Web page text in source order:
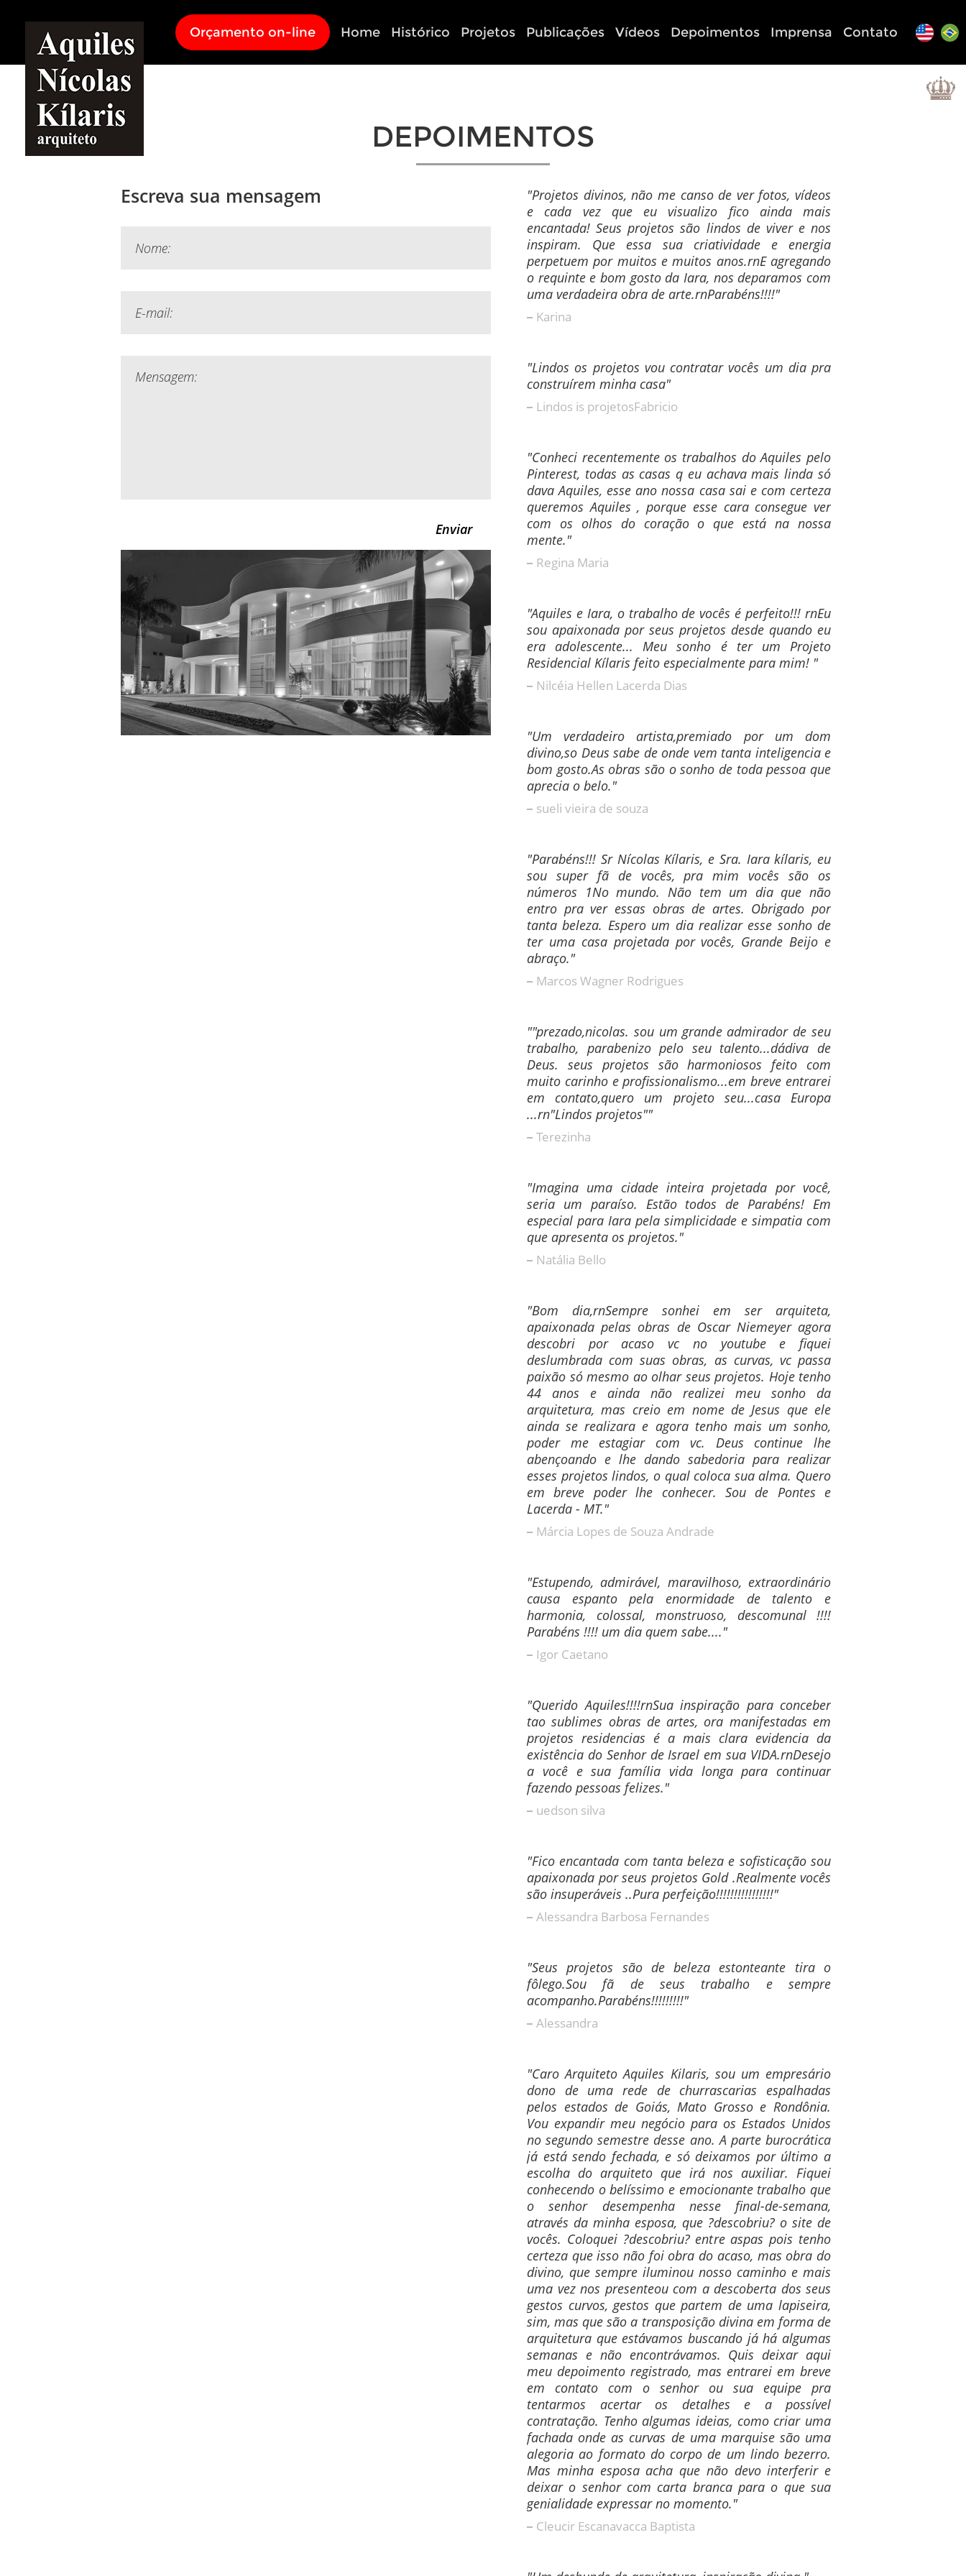
Orçamento on-line Home Histórico Projetos Publicações Vídeos Depoimentos Imprensa Contato
DEPOIMENTOS
Escreva sua mensagem
"Projetos divinos, não me canso de ver fotos, vídeos
e cada vez que eu visualizo fico ainda mais
encantada! Seus projetos são lindos de viver e nos
inspiram. Que essa sua criatividade e energia
perpetuem por muitos e muitos anos.rnE agregando
o requinte e bom gosto da Iara, nos deparamos com
uma verdadeira obra de arte.rnParabéns!!!!"
Karina
"Lindos os projetos vou contratar vocês um dia pra
construírem minha casa"
Lindos is projetosFabricio
"Conheci recentemente os trabalhos do Aquiles pelo
Pinterest, todas as casas q eu achava mais linda só
dava Aquiles, esse ano nossa casa sai e com certeza
queremos Aquiles , porque esse cara consegue ver
com os olhos do coração o que está na nossa
mente."
Regina Maria
"Aquiles e Iara, o trabalho de vocês é perfeito!!! rnEu
sou apaixonada por seus projetos desde quando eu
era adolescente... Meu sonho é ter um Projeto
Residencial Kílaris feito especialmente para mim! "
Nilcéia Hellen Lacerda Dias
"Um verdadeiro artista,premiado por um dom
divino,so Deus sabe de onde vem tanta inteligencia e
bom gosto.As obras são o sonho de toda pessoa que
aprecia o belo."
sueli vieira de souza
"Parabéns!!! Sr Nícolas Kílaris, e Sra. Iara kílaris, eu
sou super fã de vocês, pra mim vocês são os
números 1No mundo. Não tem um dia que não
entro pra ver essas obras de artes. Obrigado por
tanta beleza. Espero um dia realizar esse sonho de
ter uma casa projetada por vocês, Grande Beijo e
abraço."
Marcos Wagner Rodrigues
""prezado,nicolas. sou um grande admirador de seu
trabalho, parabenizo pelo seu talento...dádiva de
Deus. seus projetos são harmoniosos feito com
muito carinho e profissionalismo...em breve entrarei
em contato,quero um projeto seu...casa Europa
...rn"Lindos projetos""
Terezinha
"Imagina uma cidade inteira projetada por você,
seria um paraíso. Estão todos de Parabéns! Em
especial para Iara pela simplicidade e simpatia com
que apresenta os projetos."
Natália Bello
"Bom dia,rnSempre sonhei em ser arquiteta,
apaixonada pelas obras de Oscar Niemeyer agora
descobri por acaso vc no youtube e fiquei
deslumbrada com suas obras, as curvas, vc passa
paixão só mesmo ao olhar seus projetos. Hoje tenho
44 anos e ainda não realizei meu sonho da
arquitetura, mas creio em nome de Jesus que ele
ainda se realizara e agora tenho mais um sonho,
poder me estagiar com vc. Deus continue lhe
abençoando e lhe dando sabedoria para realizar
esses projetos lindos, o qual coloca sua alma. Quero
em breve poder lhe conhecer. Sou de Pontes e
Lacerda - MT."
Márcia Lopes de Souza Andrade
"Estupendo, admirável, maravilhoso, extraordinário
causa espanto pela enormidade de talento e
harmonia, colossal, monstruoso, descomunal !!!!
Parabéns !!!! um dia quem sabe...."
Igor Caetano
"Querido Aquiles!!!!rnSua inspiração para conceber
tao sublimes obras de artes, ora manifestadas em
projetos residencias é a mais clara evidencia da
existência do Senhor de Israel em sua VIDA.rnDesejo
a você e sua família vida longa para continuar
fazendo pessoas felizes."
uedson silva
"Fico encantada com tanta beleza e sofisticação sou
apaixonada por seus projetos Gold .Realmente vocês
são insuperáveis ..Pura perfeição!!!!!!!!!!!!!!!!"
Alessandra Barbosa Fernandes
"Seus projetos são de beleza estonteante tira o
fôlego.Sou fã de seus trabalho e sempre
acompanho.Parabéns!!!!!!!!!"
Alessandra
"Caro Arquiteto Aquiles Kilaris, sou um empresário
dono de uma rede de churrascarias espalhadas
pelos estados de Goiás, Mato Grosso e Rondônia.
Vou expandir meu negócio para os Estados Unidos
no segundo semestre desse ano. A parte burocrática
já está sendo fechada, e só deixamos por último a
escolha do arquiteto que irá nos auxiliar. Fiquei
conhecendo o belíssimo e emocionante trabalho que
o senhor desempenha nesse final-de-semana,
através da minha esposa, que ?descobriu? o site de
vocês. Coloquei ?descobriu? entre aspas pois tenho
certeza que isso não foi obra do acaso, mas obra do
divino, que sempre iluminou nosso caminho e mais
uma vez nos presenteou com a descoberta dos seus
gestos curvos, gestos que partem de uma lapiseira,
sim, mas que são a transposição divina em forma de
arquitetura que estávamos buscando já há algumas
semanas e não encontrávamos. Quis deixar aqui
meu depoimento registrado, mas entrarei em breve
em contato com o senhor ou sua equipe pra
tentarmos acertar os detalhes e a possível
contratação. Tenho algumas ideias, como criar uma
fachada onde as curvas de uma marquise são uma
alegoria ao formato do corpo de um lindo bezerro.
Mas minha esposa acha que não devo interferir e
deixar o senhor com carta branca para o que sua
genialidade expressar no momento."
Cleucir Escanavacca Baptista